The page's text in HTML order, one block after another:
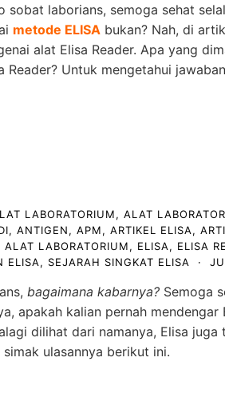
sobat laborians, semoga sehat
metode ELISA bukan? Nah, di
alat Elisa Reader. Apa yang
Reader? Untuk mengetahui
LABORATORIUM, ALAT
, ANTIGEN, APM, ARTIKEL ELISA,
ALAT LABORATORIUM, ELISA, ELISA
ELISA, SEJARAH SINGKAT ELISA ·
bagaimana kabarnya? Semoga
apakah kalian pernah mendengar
dilihat dari namanya, Elisa juga
simak ulasannya berikut ini.